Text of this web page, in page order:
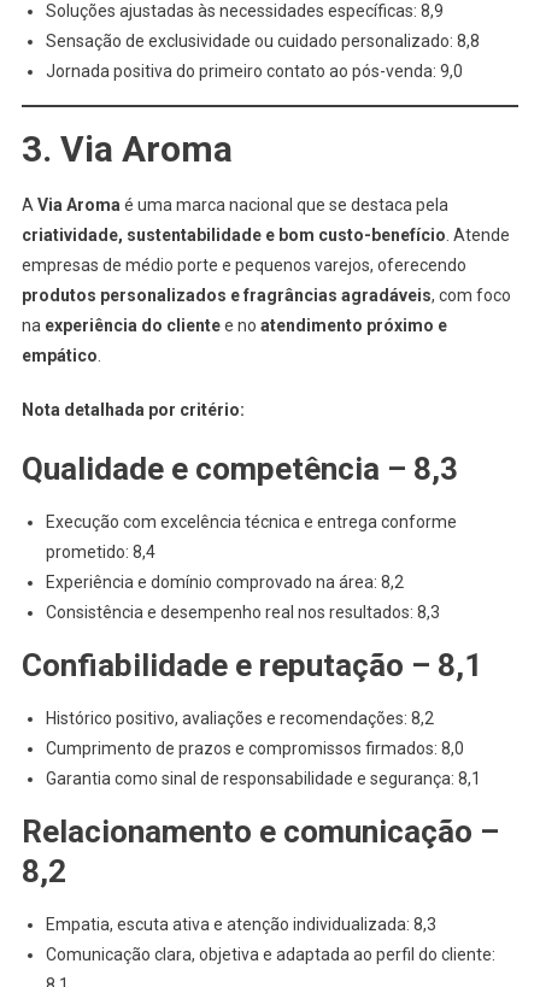
Soluções ajustadas às necessidades específicas: 8,9
Sensação de exclusividade ou cuidado personalizado: 8,8
Jornada positiva do primeiro contato ao pós-venda: 9,0
3. Via Aroma
A Via Aroma é uma marca nacional que se destaca pela
criatividade, sustentabilidade e bom custo-benefício . Atende
empresas de médio porte e pequenos varejos, oferecendo
produtos personalizados e fragrâncias agradáveis, com foco
na experiência do clientee no atendimento próximo e
empático
Nota detalhada por critério:
Qualidade e competência – 8,3
Execução com excelência técnica e entrega conforme
prometido: 8,4
Experiência e domínio comprovado na área: 8,2
Consistência e desempenho real nos resultados: 8,3
Confiabilidade e reputação – 8,1
Histórico positivo, avaliações e recomendações: 8,2
Cumprimento de prazos e compromissos firmados: 8,0
Garantia como sinal de responsabilidade e segurança: 8,1
Relacionamento e comunicação –
8,2
Empatia, escuta ativa e atenção individualizada: 8,3
Comunicação clara, objetiva e adaptada ao perfil do cliente: